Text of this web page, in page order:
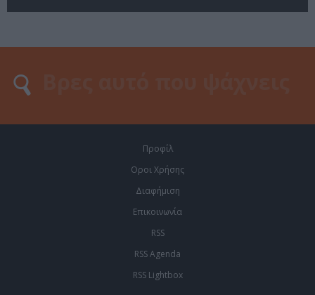
Προφίλ
Οροι Χρήσης
Διαφήμιση
Επικοινωνία
RSS
RSS Agenda
RSS Lightbox